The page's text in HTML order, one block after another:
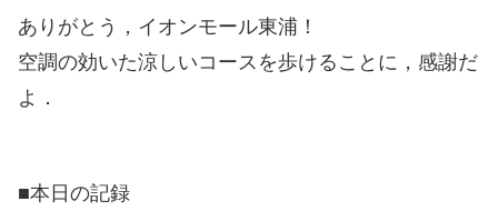
ありがとう，イオンモール東浦！
空調の効いた涼しいコースを歩けることに，感謝だ
よ．
■本日の記録